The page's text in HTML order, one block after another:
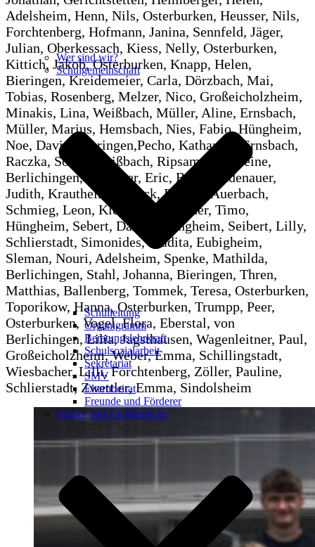
Wer sind wir?
Schulgemeinschaft
Schulleitung
Organigramm
Beratungslehrkraft
Schulsozialarbeit
Sekretariat
SMV
Elternbeirat
Freunde und Förderer
Fächer und Fachbereiche
Adelsheim, Henn, Nils, Osterburken, Heusser, Nils,
Forchtenberg, Hofmann, Janina, Sennfeld, Jäger,
Julian, Oberkessach, Kiess, Nelly, Osterburken,
Kittich, Jakob, Osterburken, Knapp, Helen,
Bieringen, Kreidemeier, Carla, Dörzbach, Mai,
Tobias, Rosenberg, Melzer, Nico, Großeicholzheim,
Minakis, Lina, Weißbach, Müller, Aline, Ernsbach,
Müller, Marius, Hemsbach, Nies, Fabio, Hüngheim,
Noe, David, Bieringen,Pecho, Katharina, Ernsbach,
Raczka, Sonia, Weißbach, Ripsam, Madeleine,
Berlichingen, Rodemer, Eric, Buch, Rüdenauer,
Judith, Krautheim, Scheck, Evelyn, Auerbach,
Schmieg, Leon, Klepsau, Schneider, Timo,
Hüngheim, Sebert, Daniel, Hüngheim, Seibert, Lilly,
Schlierstadt, Simonides, Madita, Eubigheim,
Sleman, Nouri, Adelsheim, Spenke, Mathilda,
Berlichingen, Stahl, Johanna, Bieringen, Thren,
Matthias, Ballenberg, Tommek, Teresa, Osterburken,
Toporikow, Hanna, Osterburken, Trumpp, Peer,
Osterburken, Vogel, Flora, Eberstal, von
Berlichingen, Lilia, Jagsthausen, Wagenleitner, Paul,
Großeicholzheim, Weber, Emma, Schillingstadt,
Wiesbacher, Lilli, Forchtenberg, Zöller, Pauline,
Schlierstadt, Zwettler, Emma, Sindolsheim